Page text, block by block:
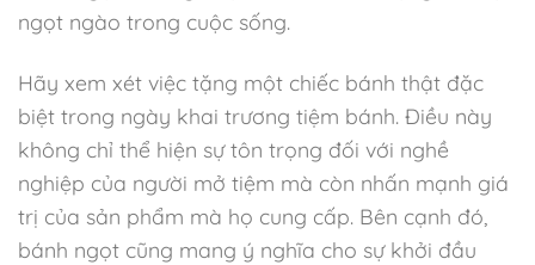
ngọt ngào trong cuộc sống.
Hãy xem xét việc tặng một chiếc bánh thật đặc
biệt trong ngày khai trương tiệm bánh. Điều này
không chỉ thể hiện sự tôn trọng đối với nghề
nghiệp của người mở tiệm mà còn nhấn mạnh giá
trị của sản phẩm mà họ cung cấp. Bên cạnh đó,
bánh ngọt cũng mang ý nghĩa cho sự khởi đầu